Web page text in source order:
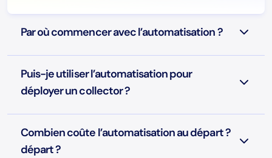
Par où commencer avec l’automatisation ?
Puis-je utiliser l’automatisation pour
déployer un collector ?
Combien coûte l’automatisation au départ ?
départ ?